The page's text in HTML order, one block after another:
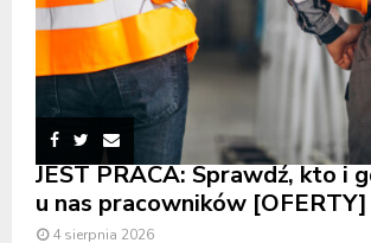
JEST PRACA: Sprawdź, kto i
u nas pracowników [OFERTY]
4 sierpnia 2026